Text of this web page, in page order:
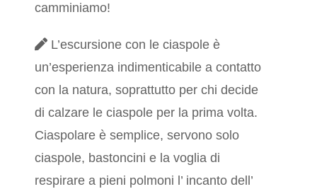
camminiamo!
L’escursione con le ciaspole è
un’esperienza indimenticabile a contatto
con la natura, soprattutto per chi decide
di calzare le ciaspole per la prima volta.
Ciaspolare è semplice, servono solo
ciaspole, bastoncini e la voglia di
respirare a pieni polmoni l’ incanto dell’